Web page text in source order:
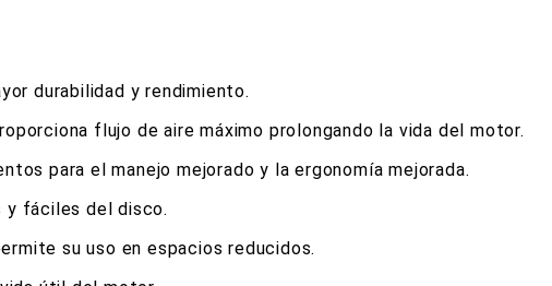
durabilidad y rendimiento.
flujo de aire máximo prolongando la vida del motor.
para el manejo mejorado y la ergonomía mejorada.
y fáciles del disco.
su uso en espacios reducidos.